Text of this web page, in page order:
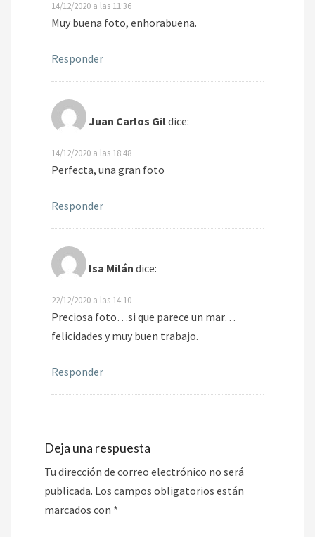
14/12/2020 a las 11:36
Muy buena foto, enhorabuena.
Responder
Juan Carlos Gildice:
14/12/2020 a las 18:48
Perfecta, una gran foto
Responder
Isa Milán dice:
22/12/2020 a las 14:10
Preciosa foto…si que parece un mar…
felicidades y muy buen trabajo.
Responder
Deja una respuesta
Tu dirección de correo electrónico no será
publicada. Los campos obligatorios están
marcados con *